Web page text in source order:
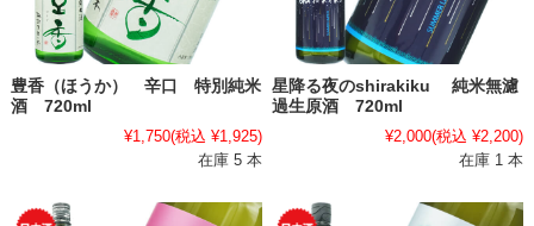
豊香（ほうか） 辛口 特別純米
酒 720ml
¥1,750(税込 ¥1,925)
在庫 5 本
星降る夜のshirakiku 純米無濾
過生原酒 720ml
¥2,000(税込 ¥2,200)
在庫 1 本